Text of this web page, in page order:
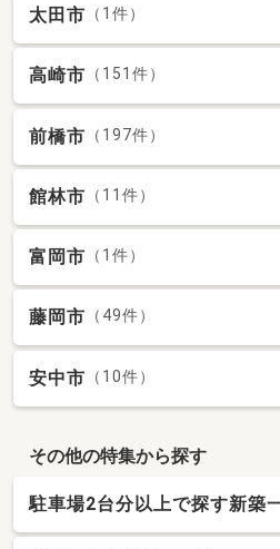
太田市 （1件）
高崎市 （151件）
前橋市 （197件）
館林市 （11件）
富岡市 （1件）
藤岡市 （49件）
安中市 （10件）
その他の特集から探す
駐車場2台分以上で探す新築